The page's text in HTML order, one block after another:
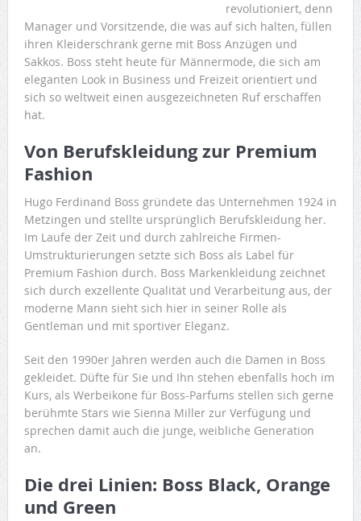
revolutioniert, denn
Manager und Vorsitzende, die was auf sich halten, füllen
ihren Kleiderschrank gerne mit Boss Anzügen und
Sakkos. Boss steht heute für Männermode, die sich am
eleganten Look in Business und Freizeit orientiert und
sich so weltweit einen ausgezeichneten Ruf erschaffen
hat.
Von Berufskleidung zur Premium
Fashion
Hugo Ferdinand Boss gründete das Unternehmen 1924 in
Metzingen und stellte ursprünglich Berufskleidung her.
Im Laufe der Zeit und durch zahlreiche Firmen-
Umstrukturierungen setzte sich Boss als Label für
Premium Fashion durch. Boss Markenkleidung zeichnet
sich durch exzellente Qualität und Verarbeitung aus, der
moderne Mann sieht sich hier in seiner Rolle als
Gentleman und mit sportiver Eleganz.
Seit den 1990er Jahren werden auch die Damen in Boss
gekleidet. Düfte für Sie und Ihn stehen ebenfalls hoch im
Kurs, als Werbeikone für Boss-Parfums stellen sich gerne
berühmte Stars wie Sienna Miller zur Verfügung und
sprechen damit auch die junge, weibliche Generation
an.
Die drei Linien: Boss Black, Orange
und Green